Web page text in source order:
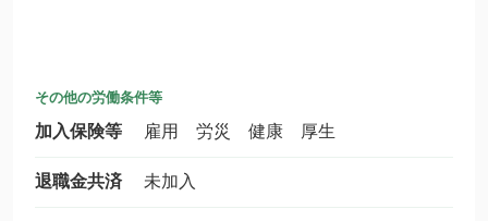
その他の労働条件等
加入保険等 雇用 労災 健康 厚生
退職金共済 未加入